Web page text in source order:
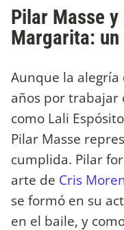
Pilar Masse y
Margarita: un
Aunque la
años por trabajar
como Lali
Pilar Masse
cumplida. Pilar
arte de Cris
se formó en su
en el baile, y